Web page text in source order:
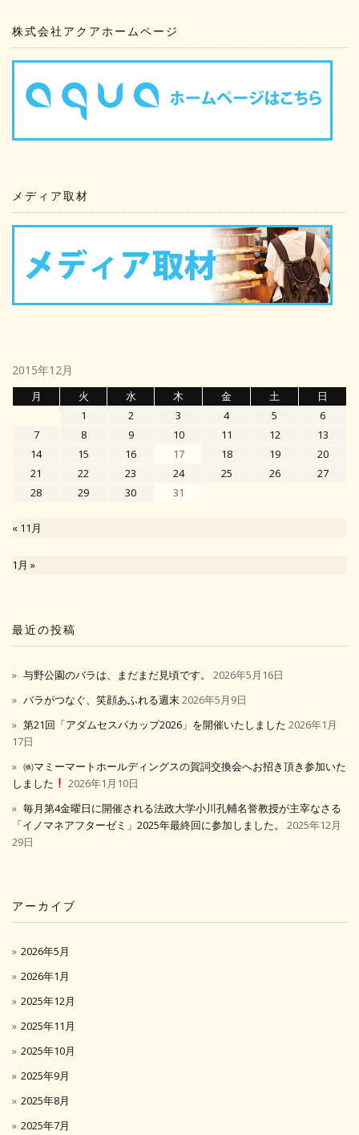
株式会社アクアホームページ
メディア取材
2015年12月
月 火 水 木 金 土
日
1
2 3 4 5
6
7
8 9 10 11 12
13
14
15 16 17 18 19
20
21
22 23 24 25 26
27
28
29 30 31
« 11月
1月 »
最近の投稿
与野公園のバラは、まだまだ見頃です。
2026年5月16日
バラがつなぐ、笑顔あふれる週末2026年5月9日
第21回「アダムセスパカップ2026」を開催いたしました 2026年1月
17日
㈱マミーマートホールディングスの賀詞交換会へお招き頂き参加いた
しました
2026年1月10日
毎月第4金曜日に開催される法政大学小川孔輔名誉教授が主宰なさる
「イノマネアフターゼミ」2025年最終回に参加しました。
2025年12月
29日
アーカイブ
2026年5月
2026年1月
2025年12月
2025年11月
2025年10月
2025年9月
2025年8月
2025年7月